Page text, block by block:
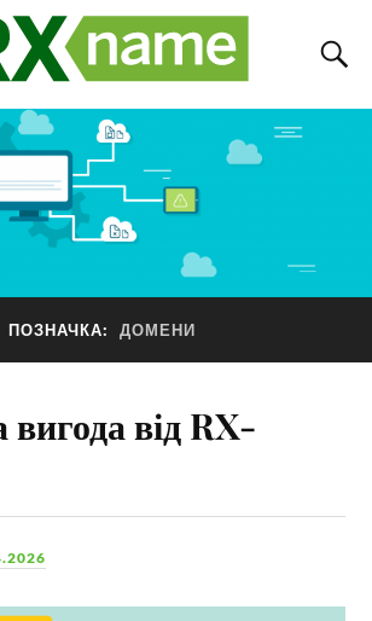
ПОЗНАЧКА: ДОМЕНИ
вигода від RX-